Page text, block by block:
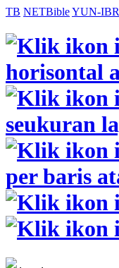
TB NETBibleYUN-IBR